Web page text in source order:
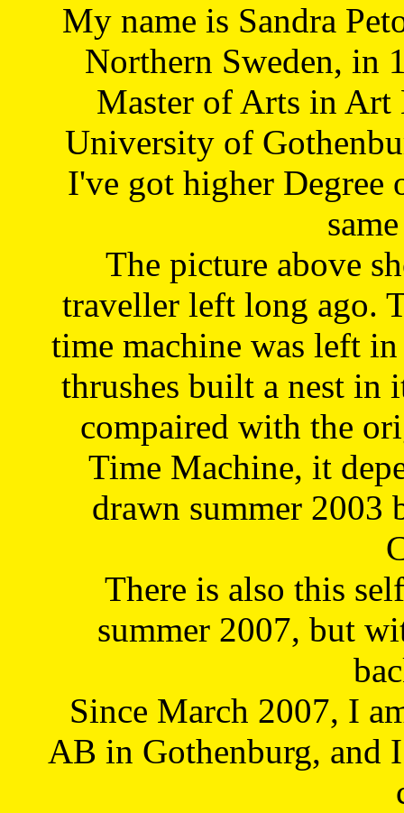
My name is Sandra
Northern Sweden, in
Master of Arts in Art
University of
I've got higher Degree
The picture above
traveller left long ago.
time machine was left
thrushes built a nest in
compaired with the
Time Machine, it
drawn summer 2003
There is also this
summer 2007, but
Since March 2007, I
AB in Gothenburg, and